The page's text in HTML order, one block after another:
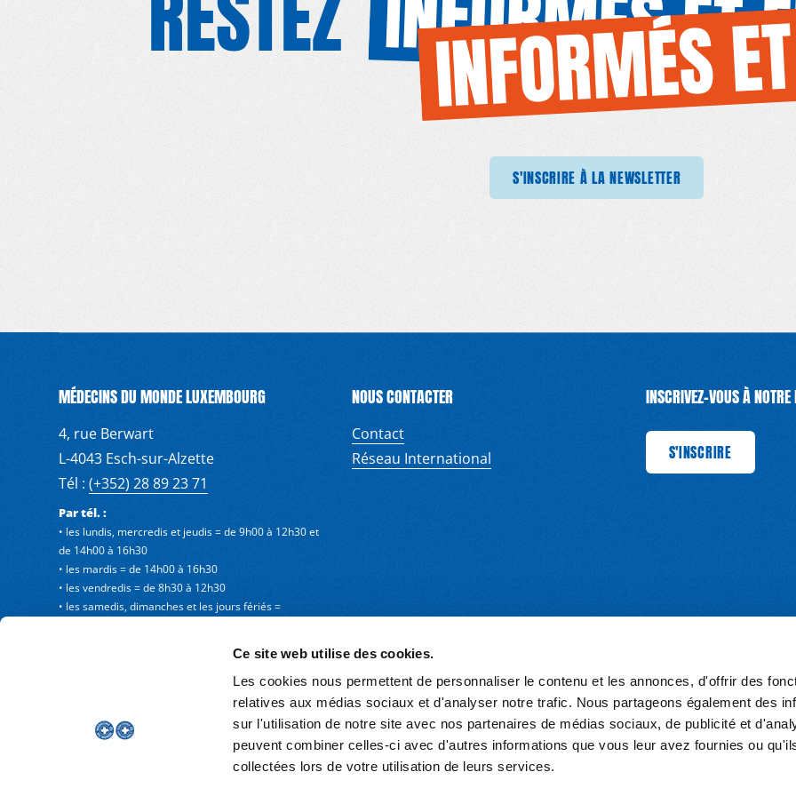
Ce site web utilise des cookies.
Les cookies nous permettent de personnaliser le contenu et les annonces, d'offrir des
relatives aux médias sociaux et d'analyser notre trafic. Nous partageons également des
sur l'utilisation de notre site avec nos partenaires de médias sociaux, de publicité et
peuvent combiner celles-ci avec d'autres informations que vous leur avez fournies ou
collectées lors de votre utilisation de leurs services.
INFORMÉS ET
INFORMÉS
S'INSCRIRE À LA NEWSLETTER S'INSCRIRE À LA NEWSLETTER
S'INSCRIRE À LA NEWSLETTER
MÉDECINS DU MONDE LUXEMBOURG
4, rue Berwart
L-4043 Esch-sur-Alzette
Tél : (+352) 28 89 23 71
Par tél. :
• les lundis, mercredis et jeudis = de 9h00 à 12h30 et
de 14h00 à 16h30
• les mardis = de 14h00 à 16h30
• les vendredis = de 8h30 à 12h30
• les samedis, dimanches et les jours fériés =
NOUS CONTACTER
Contact
Réseau International
INSCRIVEZ-VOUS À NOTRE
S'INSCRIRE S'INSCRIRE
S'INSCRIRE
PROTECTION DES DONNÉES